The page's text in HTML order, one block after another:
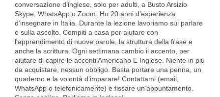
conversazìone d’inglese, solo per adulti, a Busto Arsizio
Skype, WhatsApp o Zoom. Ho 20 anni d’esperienza
d’insegnare in Italia. Durante la lezione lavoriamo sul parlare
e sulla ascolto. Compiti a casa per aiutare con
l'apprendimento di nuove parole, la struttura della frase e
anche la scrittura. Ogni settimana cambio il accento, per
aiutare di capire le accenti Americano E Inglese. Niente in più
da acquistare, nessun obbligo. Basta portare una penna, un
quaderno e la volontà d’imparare! Contattami (email,
WhatsApp o telefonicamente) e fissare un’appuntamento.